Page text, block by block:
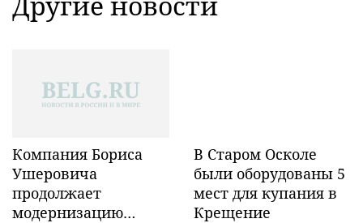
Компания Бориса
Ушеровича
продолжает
модернизацию
В Старом Осколе
были оборудованы 5
мест для купания в
Крещение